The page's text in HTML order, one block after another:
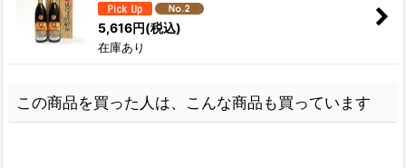
5,616円(税込)
在庫あり
この商品を買った人は、こんな商品も買っています